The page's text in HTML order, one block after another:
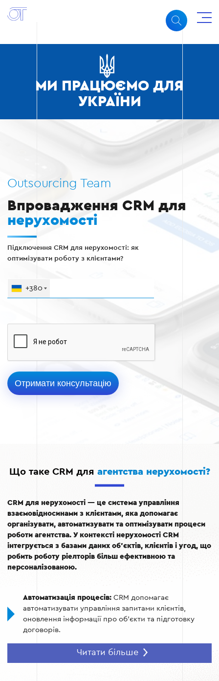
МИ ПРАЦЮЄМО ДЛЯ
УКРАЇНИ
Outsourcing Team
Впровадження CRM для
нерухомості
Підключення CRM для нерухомості: як
оптимізувати роботу з клієнтами?
+380
Що таке CRM для агентства нерухомості?
CRM для нерухомості — це система управління
взаємовідносинами з клієнтами, яка допомагає
організувати, автоматизувати та оптимізувати процеси
роботи агентства. У контексті нерухомості CRM
інтегрується з базами даних об’єктів, клієнтів і угод, що
робить роботу ріелторів більш ефективною та
персоналізованою.
Автоматизація процесів: CRM допомагає
автоматизувати управління запитами клієнтів,
оновлення інформації про об'єкти та підготовку
договорів.
Централізація даних:
Уся інформація про клієнтів і
Читати більше